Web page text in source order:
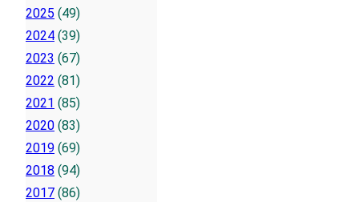
2025 (49)
2024 (39)
2023 (67)
2022 (81)
2021 (85)
2020 (83)
2019 (69)
2018 (94)
2017 (86)